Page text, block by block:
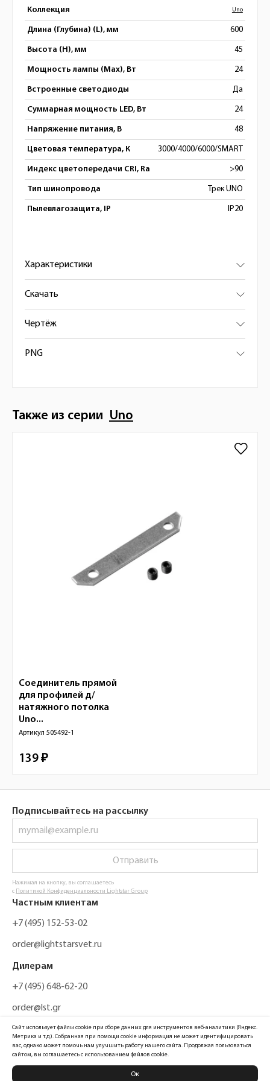
Коллекция Uno
Длина (Глубина) (L), мм 600
Высота (H), мм 45
Мощность лампы (Max), Вт 24
Встроенные светодиоды Да
Суммарная мощность LED, Вт 24
Напряжение питания, В 48
Цветовая температура, К 3000/4000/6000/SMART
Индекс цветопередачи CRI, Ra >90
Тип шинопровода Трек UNO
Пылевлагозащита, IP IP20
Характеристики
Скачать
Чертёж
PNG
Также из серии Uno
Соединитель прямой
для профилей д/
натяжного потолка
Uno...
Артикул 505492-1
139 ₽
Подписывайтесь на рассылку
Отправить
Нажимая на кнопку, вы соглашаетесь
с Политикой Конфиденциальности Lightstar Group
Частным клиентам
+7 (495) 152-53-02
order@lightstarsvet.ru
Дилерам
+7 (495) 648-62-20
order@lst.gr
Сайт использует файлы cookie при сборе данных для инструментов веб-аналитики (Яндекс.
Метрика и т.д.). Собранная при помощи cookie информация не может идентифицировать
вас, однако может помочь нам улучшить работу нашего сайта. Продолжая пользоваться
сайтом, вы соглашаетесь с использованием файлов cookie.
Ок